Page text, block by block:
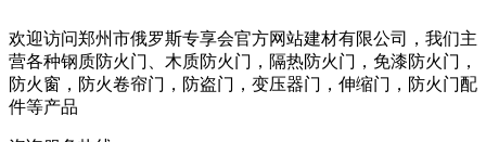
欢迎访问郑州市俄罗斯专享会官方网站建材有限公司，我们主
营各种钢质防火门、木质防火门，隔热防火门，免漆防火门，
防火窗，防火卷帘门，防盗门，变压器门，伸缩门，防火门配
件等产品